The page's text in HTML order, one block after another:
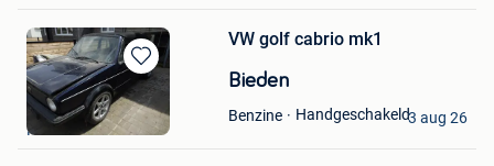
Bewaren
in
Mijn
Favorieten
VW golf cabrio mk1
Bieden
Benzine Handgeschakeld
Casperdr
Hulshout
3 aug 26